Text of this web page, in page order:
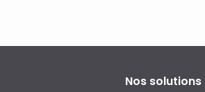
Nos solutions